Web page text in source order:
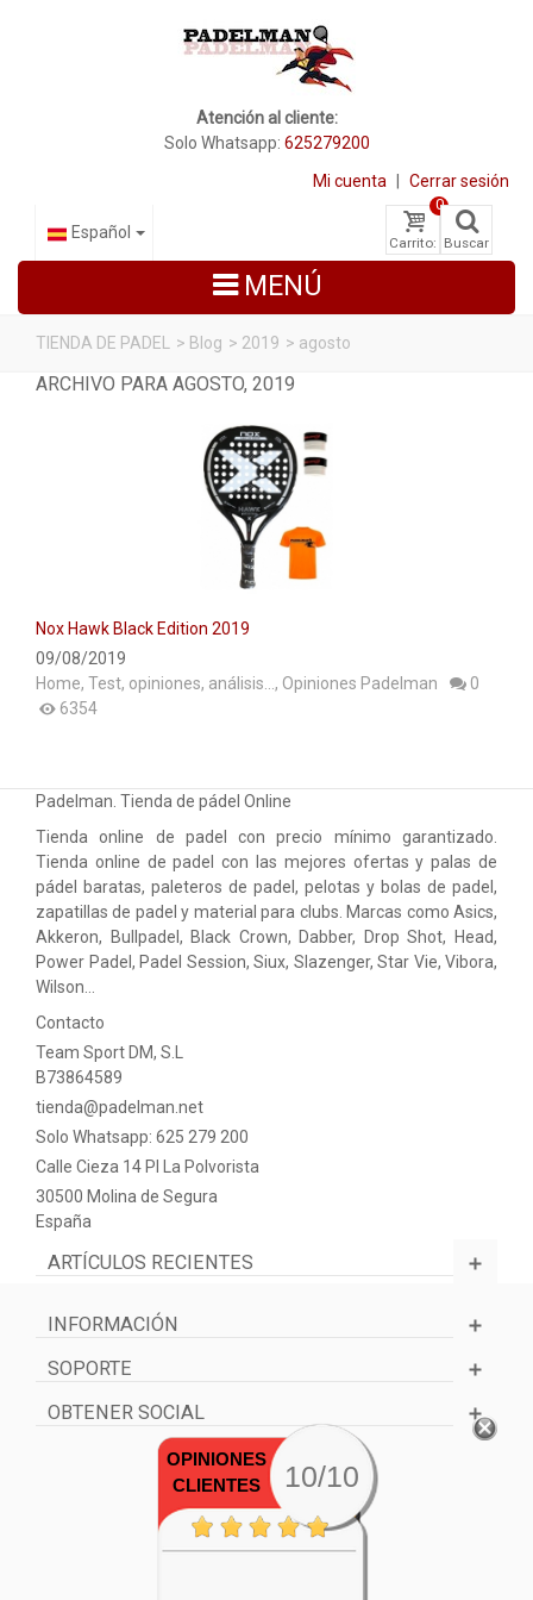
Atención al cliente:
Solo Whatsapp: 625279200
Mi cuenta Cerrar sesión
Carrito:
0
Buscar
Español
MENÚ
PALAS DE PADEL
ROPA
OUTLET PADEL
TIENDA DE PADEL > Blog > 2019 > agosto
ARCHIVO PARA AGOSTO, 2019
Nox Hawk Black Edition 2019
09/08/2019
Home, Test, opiniones, análisis... , Opiniones Padelman
0
6354
Padelman. Tienda de pádel Online
Tienda online de padel con precio mínimo garantizado.
Tienda online de padel con las mejores ofertas y palas de
pádel baratas, paleteros de padel, pelotas y bolas de padel,
zapatillas de padel y material para clubs. Marcas como Asics,
Akkeron, Bullpadel, Black Crown, Dabber, Drop Shot, Head,
Power Padel, Padel Session, Siux, Slazenger, Star Vie, Vibora,
Wilson…
Contacto
Team Sport DM, S.L
B73864589
tienda@padelman.net
Solo Whatsapp: 625 279 200
Calle Cieza 14 PI La Polvorista
30500 Molina de Segura
España
ARTÍCULOS RECIENTES
INFORMACIÓN
SOPORTE
OBTENER SOCIAL
OPINIONES
CLIENTES
10/10